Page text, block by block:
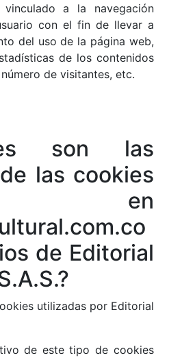
vinculado a la navegación
con el fin de llevar a
del uso de la página web,
de los contenidos
de visitantes, etc.
son las
las cookies
en
de Editorial
utilizadas por Editorial
de este tipo de cookies